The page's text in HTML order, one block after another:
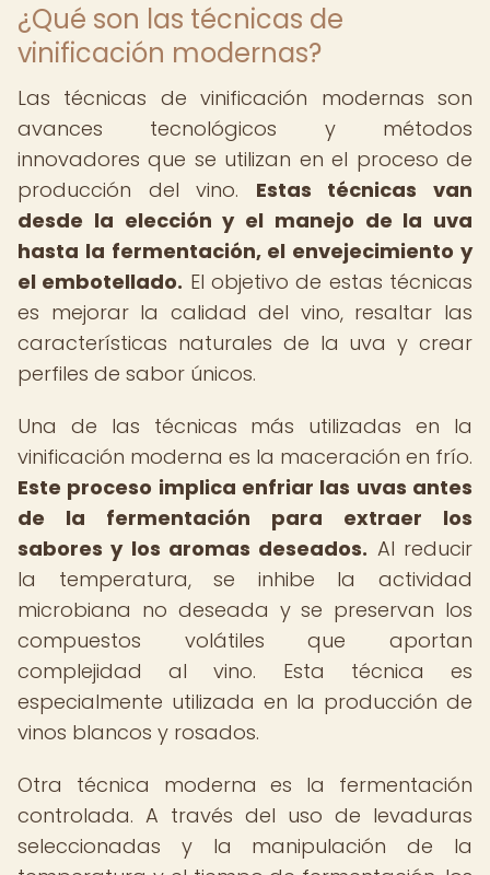
¿Qué son las técnicas de
vinificación modernas?
Las técnicas de vinificación modernas son
avances tecnológicos y métodos
innovadores que se utilizan en el proceso de
producción del vino. Estas técnicas van
desde la elección y el manejo de la uva
hasta la fermentación, el envejecimiento y
el embotellado. El objetivo de estas técnicas
es mejorar la calidad del vino, resaltar las
características naturales de la uva y crear
perfiles de sabor únicos.
Una de las técnicas más utilizadas en la
vinificación moderna es la maceración en frío.
Este proceso implica enfriar las uvas antes
de la fermentación para extraer los
sabores y los aromas deseados. Al reducir
la temperatura, se inhibe la actividad
microbiana no deseada y se preservan los
compuestos volátiles que aportan
complejidad al vino. Esta técnica es
especialmente utilizada en la producción de
vinos blancos y rosados.
Otra técnica moderna es la fermentación
controlada. A través del uso de levaduras
seleccionadas y la manipulación de la